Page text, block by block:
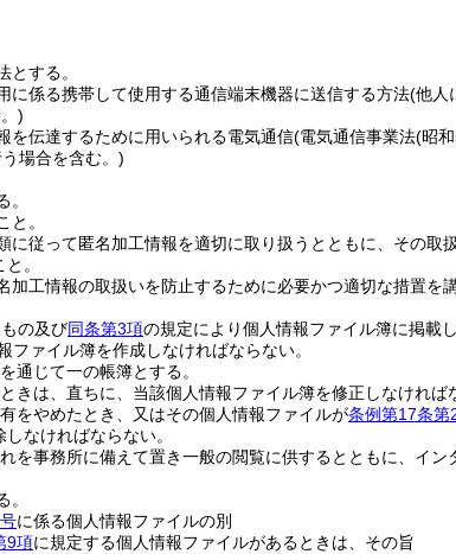
とする。
係る携帯して使用する通信端末機器に送信する方法(他人
)
を伝達するために用いられる電気通信(電気通信事業法(昭
場合を含む。)
。
従って匿名加工情報を適切に取り扱うとともに、その取
。
工情報の取扱いを防止するために必要かつ適切な措置を講
の及び同条第3項の規定により個人情報ファイル簿に掲載
ァイル簿を作成しなければならない。
通じて一の帳簿とする。
は、直ちに、当該個人情報ファイル簿を修正しなければ
をやめたとき、又はその個人情報ファイルが条例第17条第
なければならない。
を事務所に備えて置き一般の閲覧に供するとともに、イン
に係る個人情報ファイルの別
9項に規定する個人情報ファイルがあるときは、その旨